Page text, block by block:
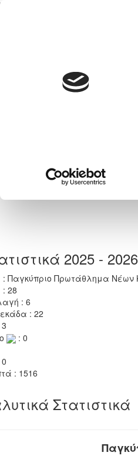
Νέα &
Previous
ΣΤΑΥΡΟΣ
2025 - 2026
: Παγκύπριο Πρωτάθλημα Νέων
28
: 6
: 22
: 0
: 1516
Στατιστικά